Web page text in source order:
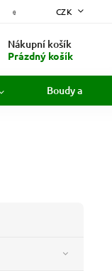
✏️ BLOG 🚚 VŠE O
CZK
Nákupní košík
Prázdný košík
Boudy a